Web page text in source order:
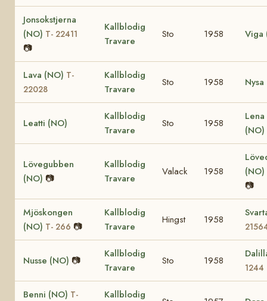
Jonsokstjerna
(NO) T- 22411
📷
Kallblodig
Travare
Sto 1958 Viga
Lava (NO) T-
22028
Kallblodig
Travare
Sto 1958
Leatti (NO)
Kallblodig
Travare
Sto 1958
(NO)
Lövegubben
(NO) 📷
Kallblodig
Travare
Valack 1958
(NO)
📷
Mjöskongen
(NO) T- 266 📷
Kallblodig
Travare
Hingst 1958
Nusse (NO) 📷
Kallblodig
Travare
Sto 1958
1244
Benni (NO) T- Kallblodig